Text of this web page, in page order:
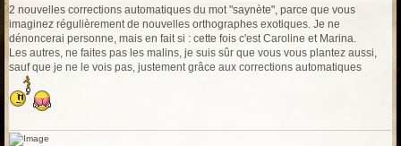
s
s
a
g
2 nouvelles corrections automatiques du mot "saynète", parce que vous
imaginez régulièrement de nouvelles orthographes exotiques. Je ne
dénoncerai personne, mais en fait si : cette fois c'est Caroline et Marina.
Les autres, ne faites pas les malins, je suis sûr que vous vous plantez aussi,
sauf que je ne le vois pas, justement grâce aux corrections automatiques